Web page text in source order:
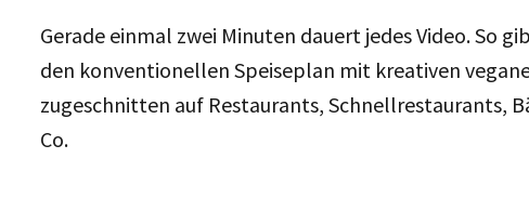
Gerade einmal zwei Minuten dauert jedes Video. So
den konventionellen Speiseplan mit kreativen
zugeschnitten auf Restaurants, Schnellrestaurants,
Co.